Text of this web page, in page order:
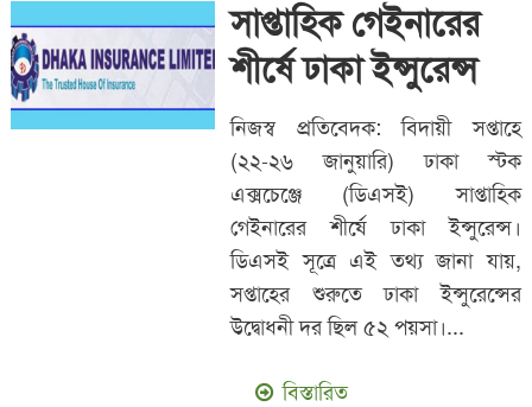
সাপ্তাহিক গেইনারের
শীর্ষে ঢাকা ইন্সুরেন্স
নিজস্ব প্রতিবেদক: বিদায়ী সপ্তাহে
(২২-২৬ জানুয়ারি) ঢাকা স্টক
এক্সচেঞ্জে (ডিএসই) সাপ্তাহিক
গেইনারের শীর্ষে ঢাকা ইন্সুরেন্স।
ডিএসই সূত্রে এই তথ্য জানা যায়,
সপ্তাহের শুরুতে ঢাকা ইন্সুরেন্সের
উদ্বোধনী দর ছিল ৫২ পয়সা।...
বিস্তারিত